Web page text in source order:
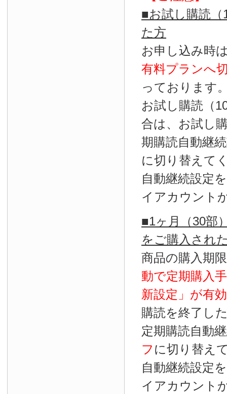
■お試し購読
た方
お申し込み時
有料プランへ
っております
お試し購読（
合は、お試し
期購読自動継
に切り替えて
自動継続設定
イアカウント
■1ヶ月（30部
をご購入され
商品の購入期
動で定期購入
新設定」が有効
購読を終了し
定期購読自動
フ に切り替え
自動継続設定
イアカウント